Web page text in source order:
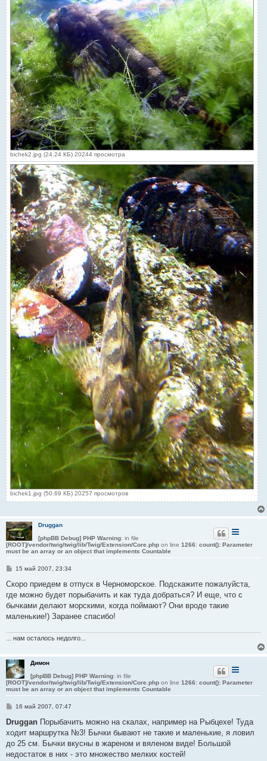
bichek2.jpg (24.24 КБ) 20244 просмотра
bichek1.jpg (50.69 КБ) 20257 просмотров
Druggan
[phpBB Debug] PHP Warning: in file
[ROOT]/vendor/twig/twig/lib/Twig/Extension/Core.php on line 1266: count(): Parameter
must be an array or an object that implements Countable
С
о
щ
е
и
15 май 2007, 23:34
Скоро приедем в отпуск в Черноморское. Подскажите пожалуйста,
где можно будет порыбачить и как туда добраться? И еще, что с
бычками делают морскими, когда поймают? Они вроде такие
маленькие!) Заранее спасибо!
... нам осталось недолго...
Димон
[phpBB Debug] PHP Warning: in file
[ROOT]/vendor/twig/twig/lib/Twig/Extension/Core.php on line 1266: count(): Parameter
must be an array or an object that implements Countable
С
о
щ
е
и
16 май 2007, 07:47
Druggan Порыбачить можно на скалах, например на Рыбцехе! Туда
ходит маршрутка №3! Бычки бывают не такие и маленькие, я ловил
до 25 см. Бычки вкусны в жареном и вяленом виде! Большой
недостаток в них - это множество мелких костей!